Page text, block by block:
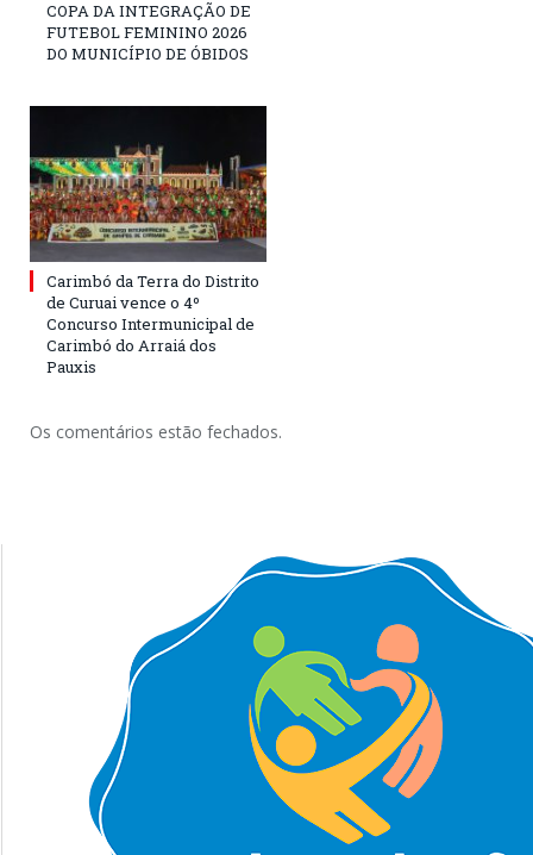
COPA DA INTEGRAÇÃO DE
FUTEBOL FEMININO 2026
DO MUNICÍPIO DE ÓBIDOS
Carimbó da Terra do Distrito
de Curuai vence o 4º
Concurso Intermunicipal de
Carimbó do Arraiá dos
Pauxis
Os comentários estão fechados.